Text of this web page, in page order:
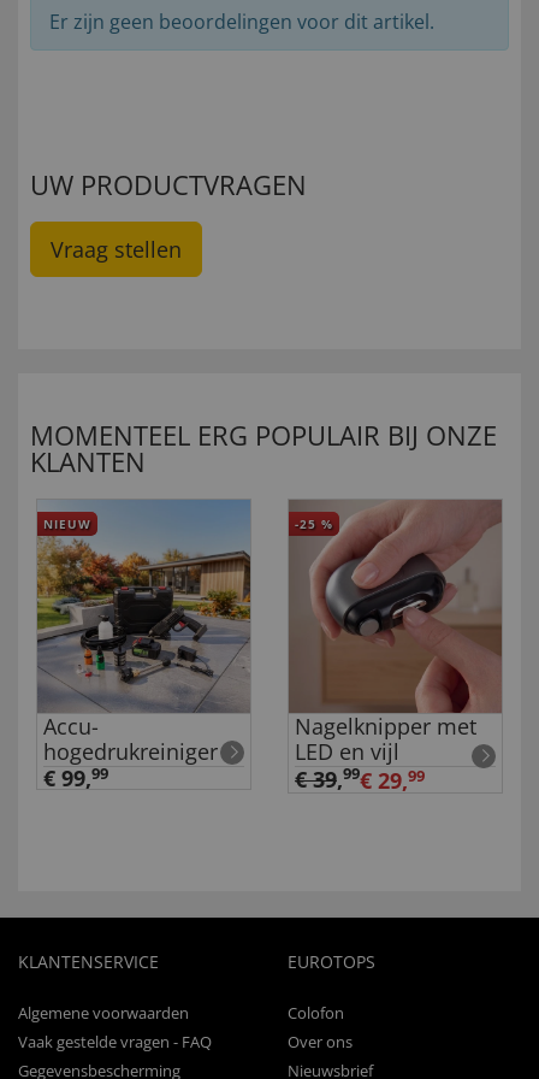
Er zijn geen beoordelingen voor dit artikel.
UW PRODUCTVRAGEN
Vraag stellen
MOMENTEEL ERG POPULAIR BIJ ONZE
KLANTEN
NIEUW
Accu-
hogedrukreiniger
€ 99,99
-25 %
Nagelknipper met
LED en vijl
€ 39,99€ 29,99
KLANTENSERVICE
Algemene voorwaarden
Vaak gestelde vragen - FAQ
Gegevensbescherming
EUROTOPS
Colofon
Over ons
Nieuwsbrief